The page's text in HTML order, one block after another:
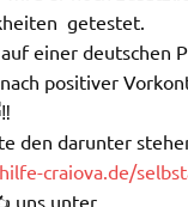
getestet.
einer deutschen
positiver
den darunter
craiova.de/
uns unter